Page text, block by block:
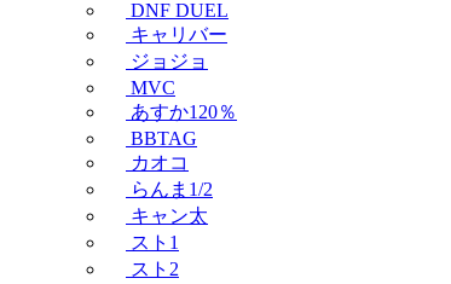
DNF DUEL
キャリバー
ジョジョ
MVC
あすか120％
BBTAG
カオコ
らんま1/2
キャン太
スト1
スト2